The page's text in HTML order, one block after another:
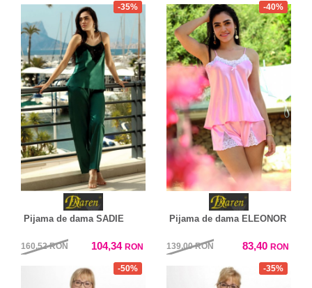
-35%
Pijama de dama SADIE
160,52RON 104,34 RON
-40%
Pijama de dama ELEONOR
139,00RON 83,40 RON
-50% -35%